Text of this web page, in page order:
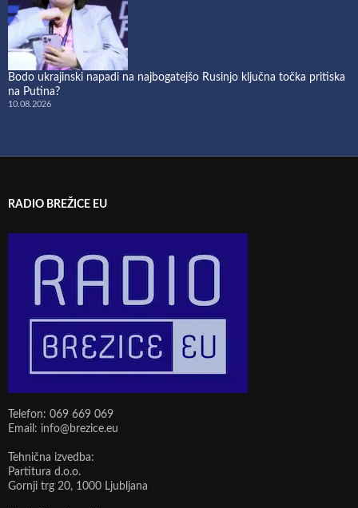
Bodo ukrajinski napadi na najbogatejšo Rusinjo ključna točka pritiska
na Putina?
10.08.2026
RADIO BREŽICE EU
Telefon: 069 669 069
Email: info@brezice.eu
Tehnična izvedba:
Partitura d.o.o.
Gornji trg 20, 1000 Ljubljana